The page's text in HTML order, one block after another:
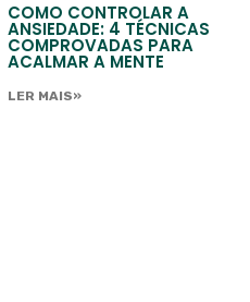
COMO CONTROLAR A
ANSIEDADE: 4 TÉCNICAS
COMPROVADAS PARA
ACALMAR A MENTE
LER MAIS»